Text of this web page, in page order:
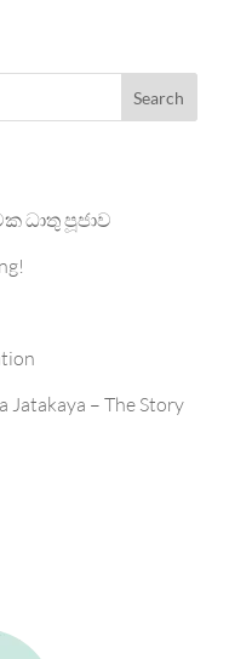
Search
ධාතු පූජාව
– The Story